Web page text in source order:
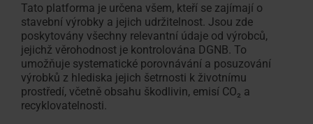
Tato platforma je určena všem, kteří se zajímají o
stavební výrobky a jejich udržitelnost. Jsou zde
poskytovány všechny relevantní údaje od výrobců,
jejichž věrohodnost je kontrolována DGNB. To
umožňuje systematické porovnávání a posuzování
výrobků z hlediska jejich šetrnosti k životnímu
prostředí, včetně obsahu škodlivin, emisí CO₂ a
recyklovatelnosti.